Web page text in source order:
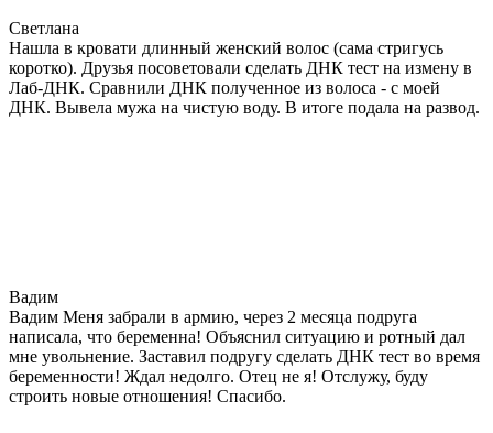
Светлана
Нашла в кровати длинный женский волос (сама стригусь
коротко). Друзья посоветовали сделать ДНК тест на измену в
Лаб-ДНК. Сравнили ДНК полученное из волоса - с моей
ДНК. Вывела мужа на чистую воду. В итоге подала на развод.
Вадим
Вадим Меня забрали в армию, через 2 месяца подруга
написала, что беременна! Объяснил ситуацию и ротный дал
мне увольнение. Заставил подругу сделать ДНК тест во время
беременности! Ждал недолго. Отец не я! Отслужу, буду
строить новые отношения! Спасибо.